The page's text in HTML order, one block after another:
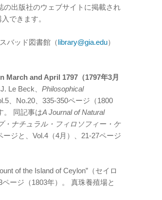
の出版社のウェブサイトに掲載され
できます。
バッド図書館（library@gia.edu）
and April 1797（1797年3月
Le Beck、 Philosophical
、No.20、335-350ページ（1800
。 同記事はA Journal of Natural
・ナチュラル・フィロソフィー・ケ
ージと、Vol.4（4月）、21-27ページ
of the Island of Ceylon”（セイロ
ージ（1803年）。 真珠養殖場と